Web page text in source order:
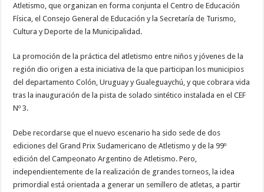
Atletismo, que organizan en forma conjunta el Centro de Educación
Física, el Consejo General de Educación y la Secretaría de Turismo,
Cultura y Deporte de la Municipalidad.
La promoción de la práctica del atletismo entre niños y jóvenes de la
región dio origen a esta iniciativa de la que participan los municipios
del departamento Colón, Uruguay y Gualeguaychú, y que cobrara vida
tras la inauguración de la pista de solado sintético instalada en el CEF
Nº 3.
Debe recordarse que el nuevo escenario ha sido sede de dos
ediciones del Grand Prix Sudamericano de Atletismo y de la 99º
edición del Campeonato Argentino de Atletismo. Pero,
independientemente de la realización de grandes torneos, la idea
primordial está orientada a generar un semillero de atletas, a partir